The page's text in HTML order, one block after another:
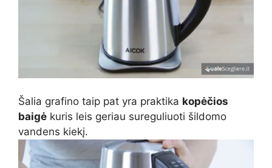
Šalia grafino taip pat yra praktika kopėčios
baigė kuris leis geriau sureguliuoti šildomo
vandens kiekį.